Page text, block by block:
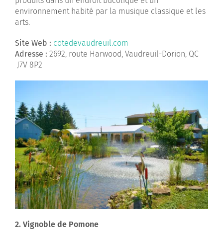
environnement habité par la musique classique et les
arts.
Site Web : cotedevaudreuil.com
Adresse : 2692, route Harwood, Vaudreuil-Dorion, QC
J7V 8P2
2. Vignoble de Pomone